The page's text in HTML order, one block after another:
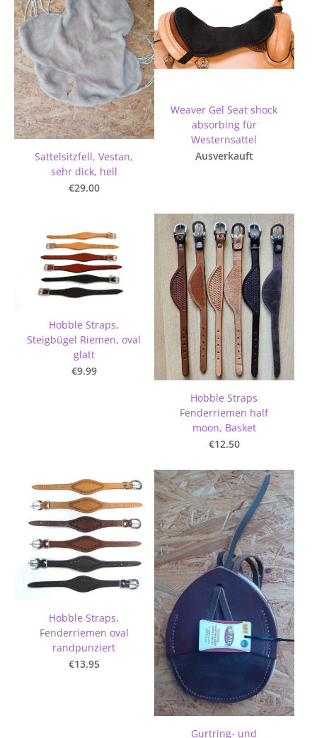
Sattelsitzfell, Vestan,
sehr dick, hell
€29.00
Weaver Gel Seat shock
absorbing für
Westernsattel
Ausverkauft
Hobble Straps,
Steigbügel Riemen, oval
glatt
€9.99
Hobble Straps
Fenderriemen half
moon, Basket
€12.50
Hobble Straps,
Fenderriemen oval
randpunziert
€13.95
Gurtring- und